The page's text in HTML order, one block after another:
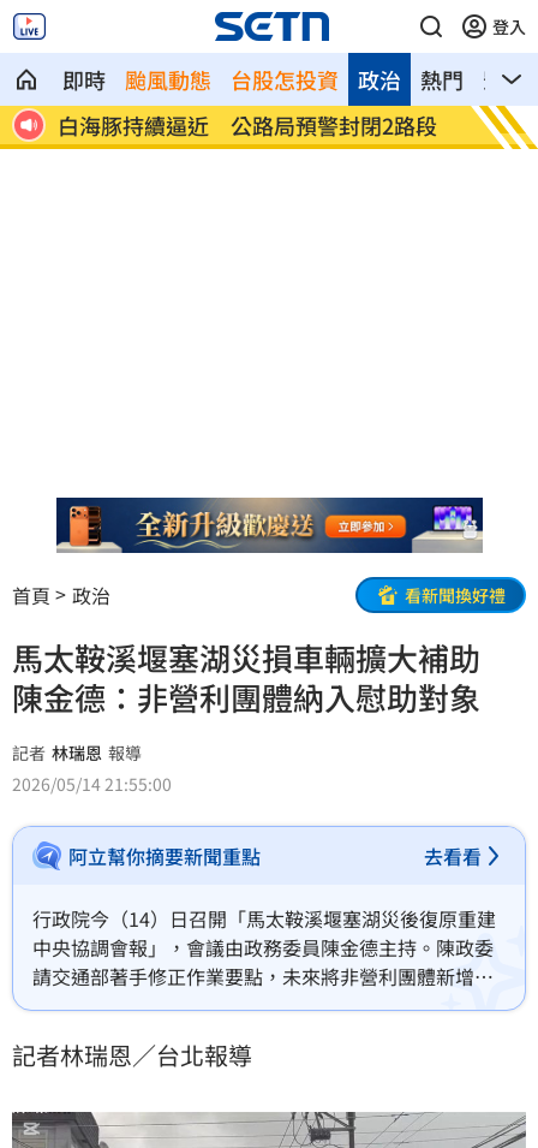
登入
即時 颱風動態 台股怎投資 熱門 影音
政治
新／肥大叔猝逝死因成謎 團隊發聲了
台中
心」
首頁 政治 看新聞換好禮
馬太鞍溪堰塞湖災損車輛擴大補助
陳金德：非營利團體納入慰助對象
記者 林瑞恩 報導
2026/05/14 21:55:00
阿立幫你摘要新聞重點 去看看
行政院今（14）日召開「馬太鞍溪堰塞湖災後復原重建
中央協調會報」，會議由政務委員陳金德主持。陳政委
請交通部著手修正作業要點，未來將非營利團體新增納
入災損車輛慰助對象，每輛汽車10萬元，機車2萬元，
工作已陸續落實或具備階段性成果。
記者林瑞恩／台北報導